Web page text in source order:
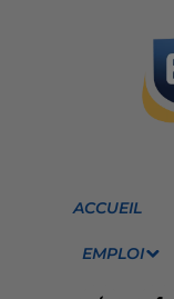
ACCUEIL
EMPLOI